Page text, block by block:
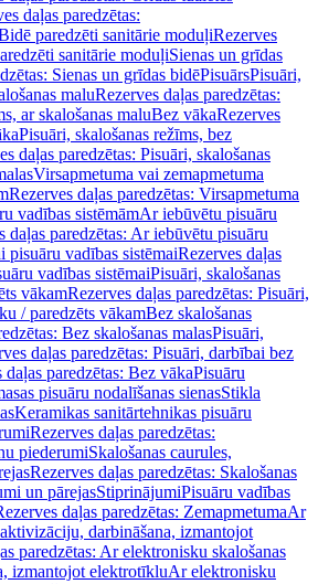
daļas paredzētas:
paredzēti sanitārie moduļiRezerves
sanitārie moduļiSienas un grīdas
Sienas un grīdas bidēPisuārsPisuāri,
maluRezerves daļas paredzētas:
ar skalošanas maluBez vākaRezerves
Pisuāri, skalošanas režīms, bez
daļas paredzētas: Pisuāri, skalošanas
Virsapmetuma vai zemapmetuma
Rezerves daļas paredzētas: Virsapmetuma
vadības sistēmāmAr iebūvētu pisuāru
daļas paredzētas: Ar iebūvētu pisuāru
pisuāru vadības sistēmaiRezerves daļas
vadības sistēmaiPisuāri, skalošanas
vākamRezerves daļas paredzētas: Pisuāri,
/ paredzēts vākamBez skalošanas
Bez skalošanas malasPisuāri,
daļas paredzētas: Pisuāri, darbībai bez
daļas paredzētas: Bez vākaPisuāru
pisuāru nodalīšanas sienasStikla
Keramikas sanitārtehnikas pisuāru
Rezerves daļas paredzētas:
piederumiSkalošanas caurules,
Rezerves daļas paredzētas: Skalošanas
un pārejasStiprinājumiPisuāru vadības
daļas paredzētas: ZemapmetumaAr
darbināšana, izmantojot
paredzētas: Ar elektronisku skalošanas
izmantojot elektrotīkluAr elektronisku